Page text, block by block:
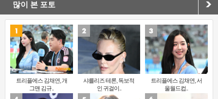
많이 본 포토
트리플에스 김채연, 개
그맨 김규..
샤를리즈 테론, 독보적
인 귀걸이..
트리플에스 김채연, 서
울월드컵..